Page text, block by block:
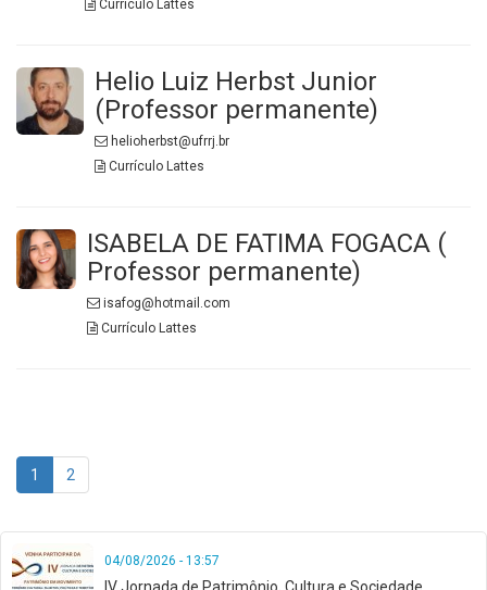
Currículo Lattes
Helio Luiz Herbst Junior
(Professor permanente)
helioherbst@ufrrj.br
Currículo Lattes
ISABELA DE FATIMA FOGACA (
Professor permanente)
isafog@hotmail.com
Currículo Lattes
navigation
Current
Page
1 Page
2
04/08/2026 - 13:57
IV Jornada de Patrimônio, Cultura e Sociedade